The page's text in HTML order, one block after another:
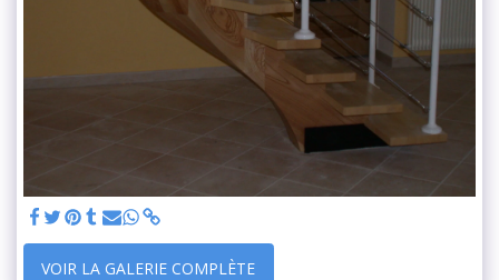
VOIR LA GALERIE COMPLÈTE